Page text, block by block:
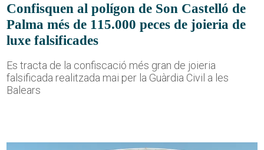
Confisquen al polígon de Son Castelló de
Palma més de 115.000 peces de joieria de
luxe falsificades
Es tracta de la confiscació més gran de joieria
falsificada realitzada mai per la Guàrdia Civil a les
Balears